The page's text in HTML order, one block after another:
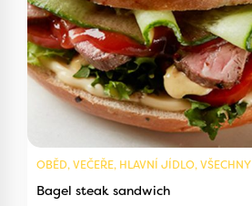
OBĚD, VEČEŘE, HLAVNÍ JÍDLO, VŠECHNY
Bagel steak sandwich